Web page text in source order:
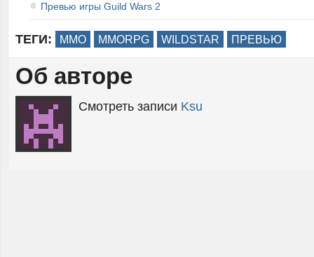
Превью игры Guild Wars 2
ТЕГИ: MMO MMORPG WILDSTAR ПРЕВЬЮ
Об авторе
Смотреть записи Ksu